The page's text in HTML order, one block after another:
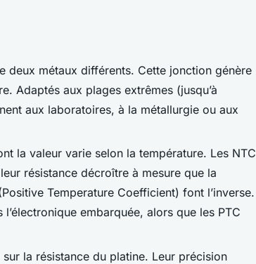
deux métaux différents. Cette jonction génère
Adaptés aux plages extrêmes (jusqu’à
aux laboratoires, à la métallurgie ou aux
la valeur varie selon la température. Les NTC
résistance décroître à mesure que la
Temperature Coefficient) font l’inverse.
embarquée, alors que les PTC
sur la résistance du platine. Leur précision